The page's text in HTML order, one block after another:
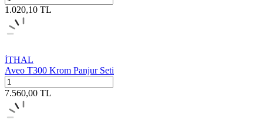
1.020,10 TL
İTHAL
Aveo T300 Krom Panjur Seti
7.560,00 TL